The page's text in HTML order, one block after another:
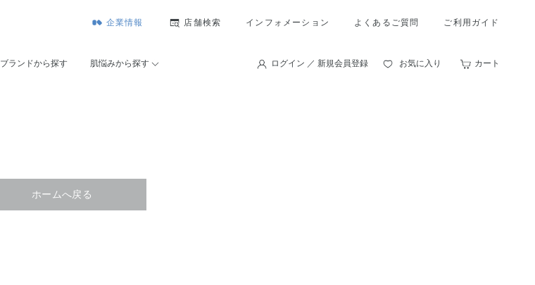
企業情報 店舗検索 インフォメーション よくあるご質問 ご利用ガイド
ブランドから探す 肌悩みから探す ログイン ／ 新規会員登録 お気に入り カート
ホームへ戻る